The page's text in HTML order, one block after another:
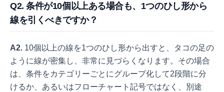
Q2. 条件が10個以上ある場合も、1つのひし形から
線を引くべきですか？
A2. 10個以上の線を1つのひし形から出すと、タコの足の
ように線が密集し、非常に見づらくなります。その場合
は、条件をカテゴリーごとにグループ化して2段階に分
けるか、あるいはフローチャート記号ではなく、別途